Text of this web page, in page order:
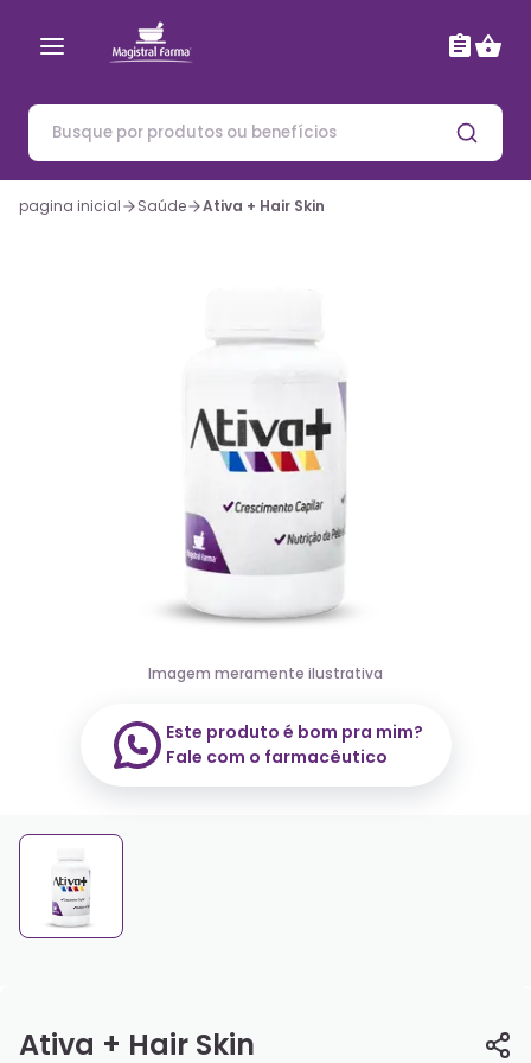
pagina inicial Saúde Ativa + Hair Skin
Imagem meramente ilustrativa
Este produto é bom pra mim?
Fale com o farmacêutico
Ativa + Hair Skin